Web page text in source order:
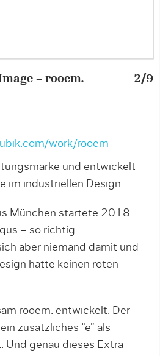
– rooem. 2/9
work/rooem
und entwickelt
im industriellen Design.
München startete 2018
– so richtig
aber niemand damit und
hatte keinen roten
rooem. entwickelt. Der
zusätzliches “e” als
Und genau dieses Extra